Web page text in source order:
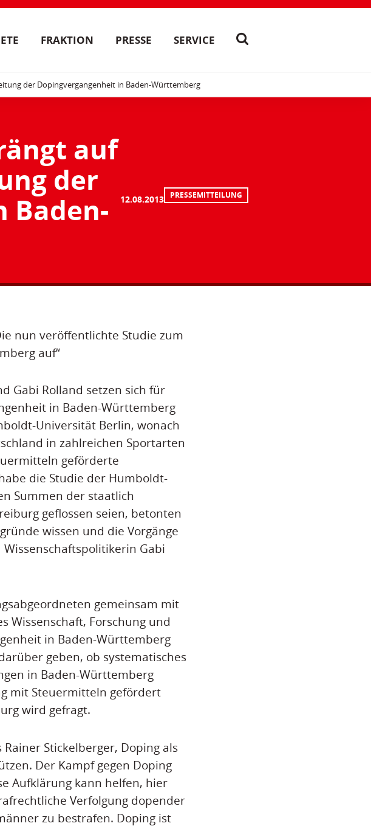
FRAKTION PRESSE SERVICE
der Dopingvergangenheit in Baden-Württemberg
auf
der
Baden-
12.08.2013 PRESSEMITTEILUNG
nun veröffentlichte Studie zum
auf“
Gabi Rolland setzen sich für
in Baden-Württemberg
Universität Berlin, wonach
in zahlreichen Sportarten
geförderte
die Studie der Humboldt-
Summen der staatlich
geflossen seien, betonten
wissen und die Vorgänge
Gabi
gemeinsam mit
Wissenschaft, Forschung und
in Baden-Württemberg
geben, ob systematisches
in Baden-Württemberg
mit Steuermitteln gefördert
wird gefragt.
Stickelberger, Doping als
Der Kampf gegen Doping
Aufklärung kann helfen, hier
Verfolgung dopender
zu bestrafen. Doping ist